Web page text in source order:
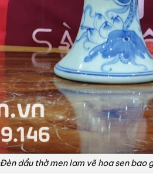
Đèn dầu thờ men lam vẽ hoa sen bao